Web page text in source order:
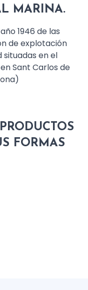
MARINA.
1946 de las
de explotación
situadas en el
Sant Carlos de
FORMAS